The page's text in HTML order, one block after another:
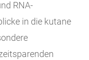
RNA-
in die kutane